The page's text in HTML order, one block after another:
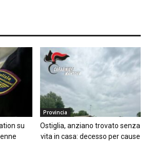
su
Provincia
Ostiglia, anziano trovato senza
vita in casa: decesso per cause